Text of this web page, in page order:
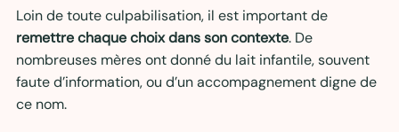
Loin de toute culpabilisation, il est important de
remettre chaque choix dans son contexte. De
nombreuses mères ont donné du lait infantile, souvent
faute d’information, ou d’un accompagnement digne de
ce nom.